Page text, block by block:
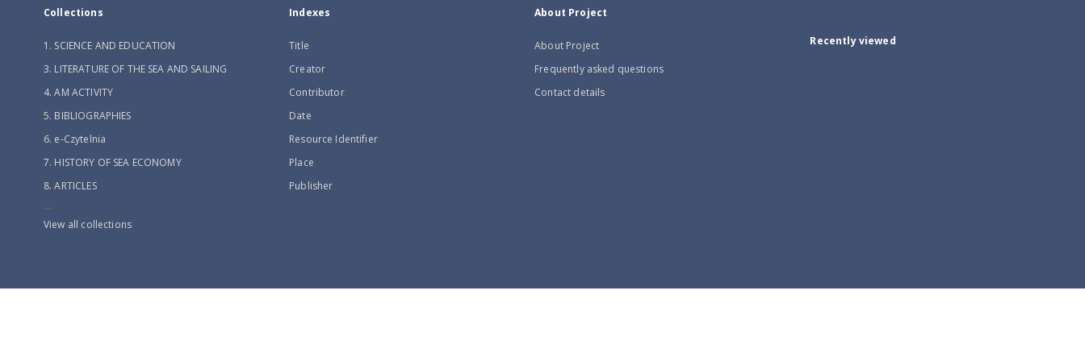
Collections
1. SCIENCE AND EDUCATION
3. LITERATURE OF THE SEA AND SAILING
4. AM ACTIVITY
5. BIBLIOGRAPHIES
6. e-Czytelnia
7. HISTORY OF SEA ECONOMY
8. ARTICLES
...
View all collections
Indexes
Title
Creator
Contributor
Date
Resource Identifier
Place
Publisher
About Project
About Project
Frequently asked questions
Contact details
Recently viewed